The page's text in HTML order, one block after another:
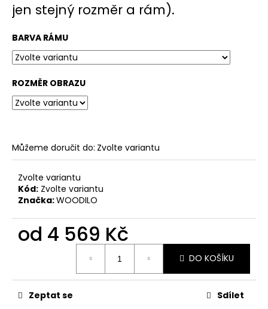
jen stejný rozměr a rám).
BARVA RÁMU
ROZMĚR OBRAZU
Můžeme doručit do: Zvolte variantu
Zvolte variantu
Kód: Zvolte variantu
Značka:WOODILO
od 4 569 Kč
DO KOŠÍKU
Zeptat se Sdílet